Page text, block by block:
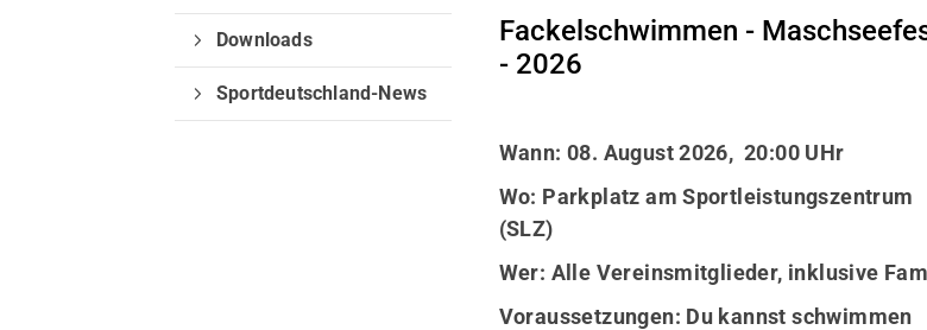
Fackelschwimmen -
- 2026
Wann: 08. August 2026, 20:00 UHr
Wo: Parkplatz am Sportleistungszentrum
(SLZ)
Wer: Alle Vereinsmitglieder, inklusive
Voraussetzungen: Du kannst schwimmen
Downloads
Sportdeutschland-News